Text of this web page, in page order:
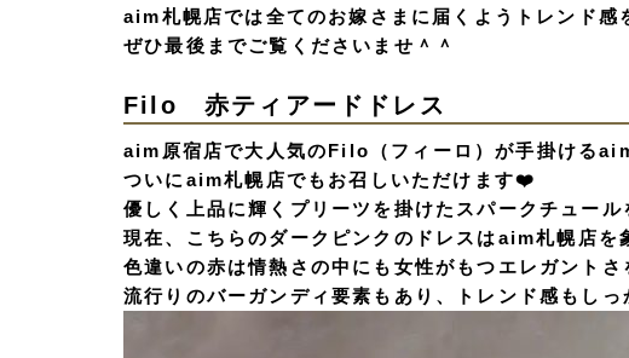
aim札幌店では全てのお嫁さまに届くようトレンド感
ぜひ最後までご覧くださいませ＾＾
Filo 赤ティアードドレス
aim原宿店で大人気のFilo（フィーロ）が手掛ける
ついにaim札幌店でもお召しいただけます❤️
優しく上品に輝くプリーツを掛けたスパークチュー
現在、こちらのダークピンクのドレスはaim札幌店を
色違いの赤は情熱さの中にも女性がもつエレガントさ
流行りのバーガンディ要素もあり、トレンド感もし